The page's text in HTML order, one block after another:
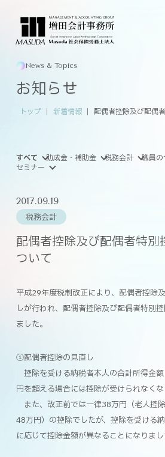
News & Topics
お知らせ
トップ 新着情報 配偶者控除及び配偶
すべて 助成金・補助金 税務会計 職員の
セミナー
2017.09.19
税務会計
配偶者控除及び配偶者特別
ついて
平成29年度税制改正により、配偶者控除
しが行われ、配偶者控除及び配偶者特別
ました。
①配偶者控除の見直し
控除を受ける納税者本人の合計所得金
円を超える場合には控除が受けられなくな
また、改正前では一律38万円（老人控
48万円）の控除でしたが、控除を受ける
に応じて控除金額が異なることになりまし